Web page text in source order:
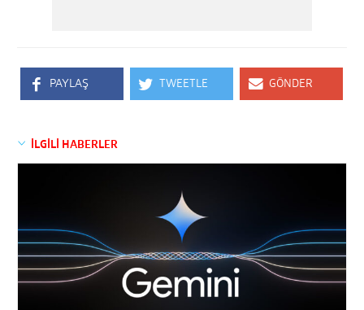
PAYLAŞ TWEETLE GÖNDER
İLGİLİ HABERLER